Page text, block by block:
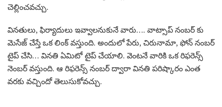
చెల్లించవచ్చు.
వినతులు, ఫిర్యాదులు ఇవ్వాలనుకునే వారు…. వాట్సాప్ నంబర్ కు
మెసేజ్ చేస్తే ఒక లింక్ వస్తుంది. అందులో పేరు, చిరునామా, ఫోన్ నంబర్
టైప్ చేసి… వినతి ఏమిటో టైప్ చేయాలి. వెంటనే వారికి ఒక రిఫరెన్స్
నెంబర్ వస్తుంది. ఆ రిఫరెన్స్ నంబర్ ద్వారా వినతి పరిష్కారం ఎంత
వరకు వచ్చిందో తెలుసుకోవచ్చు.